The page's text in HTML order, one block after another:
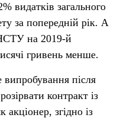
видатків загального
за попередній рік. А
на 2019-й
гривень менше.
після
контракт із
згідно із